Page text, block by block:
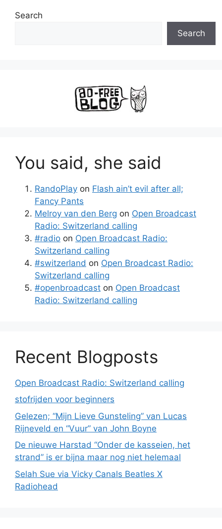
Search
Search
You said, she said
RandoPlay on Flash ain’t evil after all;
Fancy Pants
Melroy van den Berg on Open Broadcast
Radio: Switzerland calling
#radio on Open Broadcast Radio:
Switzerland calling
#switzerland on Open Broadcast Radio:
Switzerland calling
#openbroadcast on Open Broadcast
Radio: Switzerland calling
Recent Blogposts
Open Broadcast Radio: Switzerland calling
stofrijden voor beginners
Gelezen; “Mijn Lieve Gunsteling” van Lucas
Rijneveld en “Vuur” van John Boyne
De nieuwe Harstad “Onder de kasseien, het
strand” is er bijna maar nog niet helemaal
Selah Sue via Vicky Canals Beatles X
Radiohead